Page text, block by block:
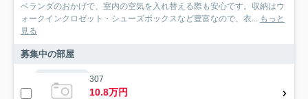
ベランダのおかげで、室内の空気を入れ替える際も安心です。収納はウ
ォークインクロゼット・シューズボックスなど豊富なので、衣... もっと
見る
募集中の部屋
307
10.8万円